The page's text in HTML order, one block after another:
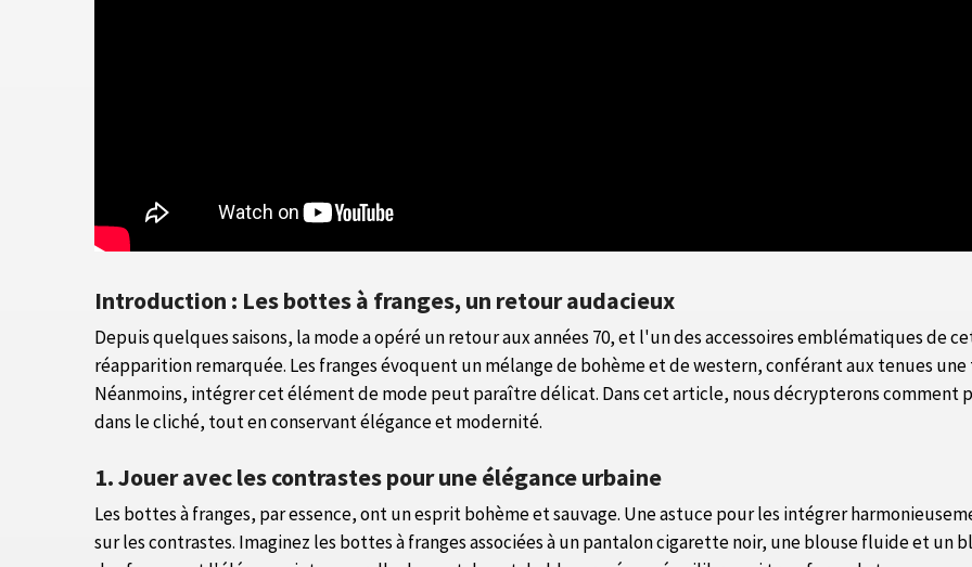
Introduction : Les bottes à franges, un retour audacieux
Depuis quelques saisons, la mode a opéré un retour aux années 70, et l'un des accessoires emblématiques de
réapparition remarquée. Les franges évoquent un mélange de bohème et de western, conférant aux tenues
Néanmoins, intégrer cet élément de mode peut paraître délicat. Dans cet article, nous décrypterons comment
dans le cliché, tout en conservant élégance et modernité.
1. Jouer avec les contrastes pour une élégance urbaine
Les bottes à franges, par essence, ont un esprit bohème et sauvage. Une astuce pour les intégrer
sur les contrastes. Imaginez les bottes à franges associées à un pantalon cigarette noir, une blouse fluide et un